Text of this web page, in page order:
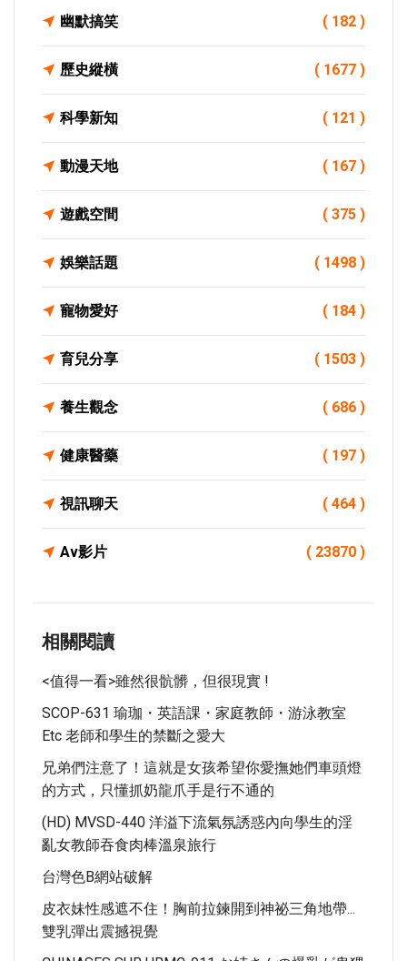
幽默搞笑 ( 182 )
歷史縱橫 ( 1677 )
科學新知 ( 121 )
動漫天地 ( 167 )
遊戲空間 ( 375 )
娛樂話題 ( 1498 )
寵物愛好 ( 184 )
育兒分享 ( 1503 )
養生觀念 ( 686 )
健康醫藥 ( 197 )
視訊聊天 ( 464 )
Av影片 ( 23870 )
相關閱讀
<值得一看>雖然很骯髒，但很現實 !
SCOP-631 瑜珈・英語課・家庭教師・游泳教室
Etc 老師和學生的禁斷之愛大
兄弟們注意了！這就是女孩希望你愛撫她們車頭燈
的方式，只懂抓奶龍爪手是行不通的
(HD) MVSD-440 洋溢下流氣氛誘惑內向學生的淫
亂女教師吞食肉棒溫泉旅行
台灣色b網站破解
皮衣妹性感遮不住！胸前拉鍊開到神祕三角地帶...
雙乳彈出震撼視覺